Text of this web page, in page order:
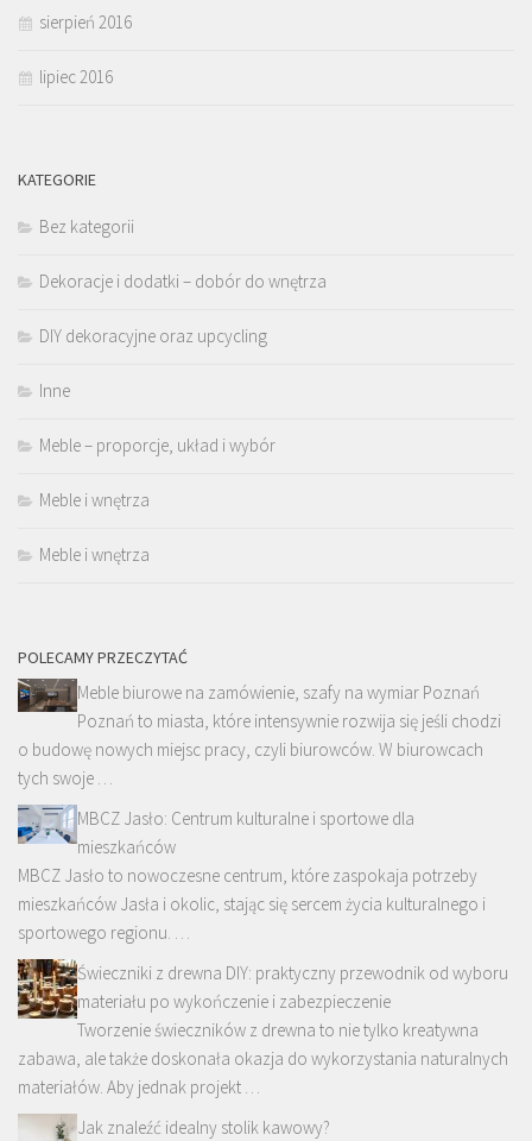
sierpień 2016
lipiec 2016
KATEGORIE
Bez kategorii
Dekoracje i dodatki – dobór do wnętrza
DIY dekoracyjne oraz upcycling
Inne
Meble – proporcje, układ i wybór
Meble i wnętrza
Meble i wnętrza
POLECAMY PRZECZYTAĆ
Meble biurowe na zamówienie, szafy na wymiar Poznań
Poznań to miasta, które intensywnie rozwija się jeśli chodzi
o budowę nowych miejsc pracy, czyli biurowców. W biurowcach
tych swoje …
MBCZ Jasło: Centrum kulturalne i sportowe dla
mieszkańców
MBCZ Jasło to nowoczesne centrum, które zaspokaja potrzeby
mieszkańców Jasła i okolic, stając się sercem życia kulturalnego i
sportowego regionu. …
Świeczniki z drewna DIY: praktyczny przewodnik od wyboru
materiału po wykończenie i zabezpieczenie
Tworzenie świeczników z drewna to nie tylko kreatywna
zabawa, ale także doskonała okazja do wykorzystania naturalnych
materiałów. Aby jednak projekt …
Jak znaleźć idealny stolik kawowy?